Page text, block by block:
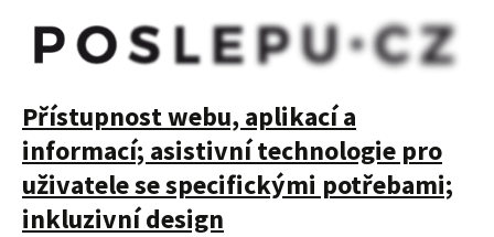
POSLEPU
Přístupnost webu, aplikací a
informací; asistivní technologie pro
uživatele se specifickými potřebami;
inkluzivní design